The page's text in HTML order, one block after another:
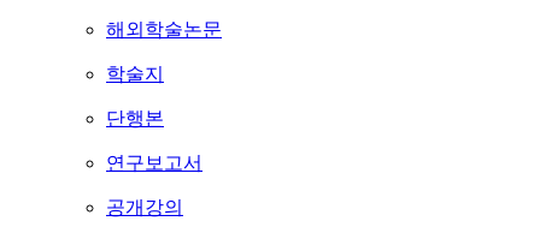
해외학술논문
학술지
단행본
연구보고서
공개강의